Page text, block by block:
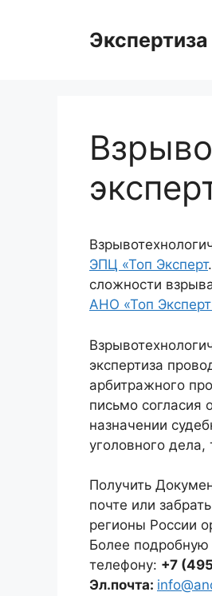
содержимому
ЭПЦ «Топ Эксперт
сложности
АНО «Топ
экспертиза
арбитражного
письмо согласия
назначении
уголовного дела,
Получить
почте или
регионы России
Более подробную
телефону: +7
Эл.почта: